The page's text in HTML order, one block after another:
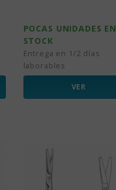
POCAS UNIDADES EN
STOCK
Entrega en 1/2 días
laborables
VER